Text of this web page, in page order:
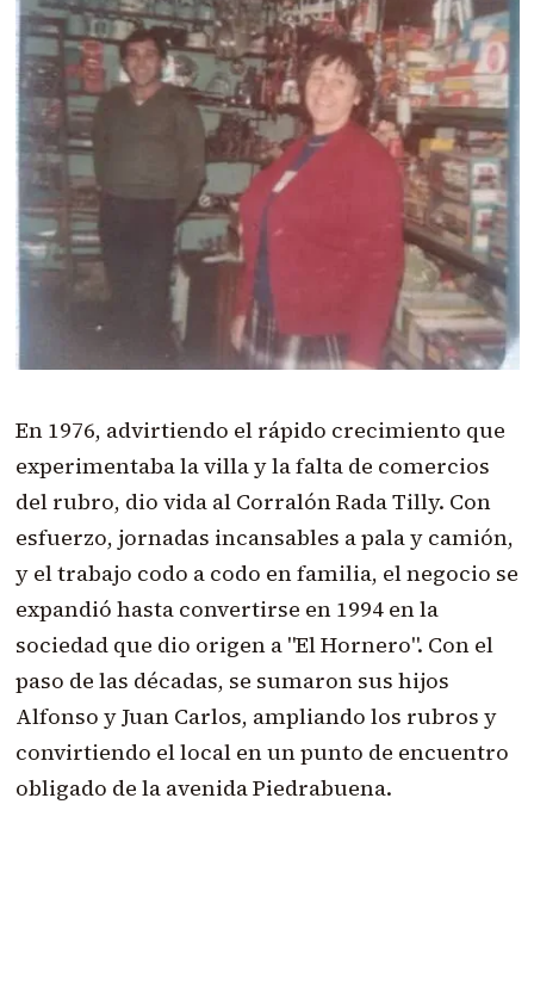
En 1976, advirtiendo el rápido crecimiento que
experimentaba la villa y la falta de comercios
del rubro, dio vida al Corralón Rada Tilly. Con
esfuerzo, jornadas incansables a pala y camión,
y el trabajo codo a codo en familia, el negocio se
expandió hasta convertirse en 1994 en la
sociedad que dio origen a "El Hornero". Con el
paso de las décadas, se sumaron sus hijos
Alfonso y Juan Carlos, ampliando los rubros y
convirtiendo el local en un punto de encuentro
obligado de la avenida Piedrabuena.